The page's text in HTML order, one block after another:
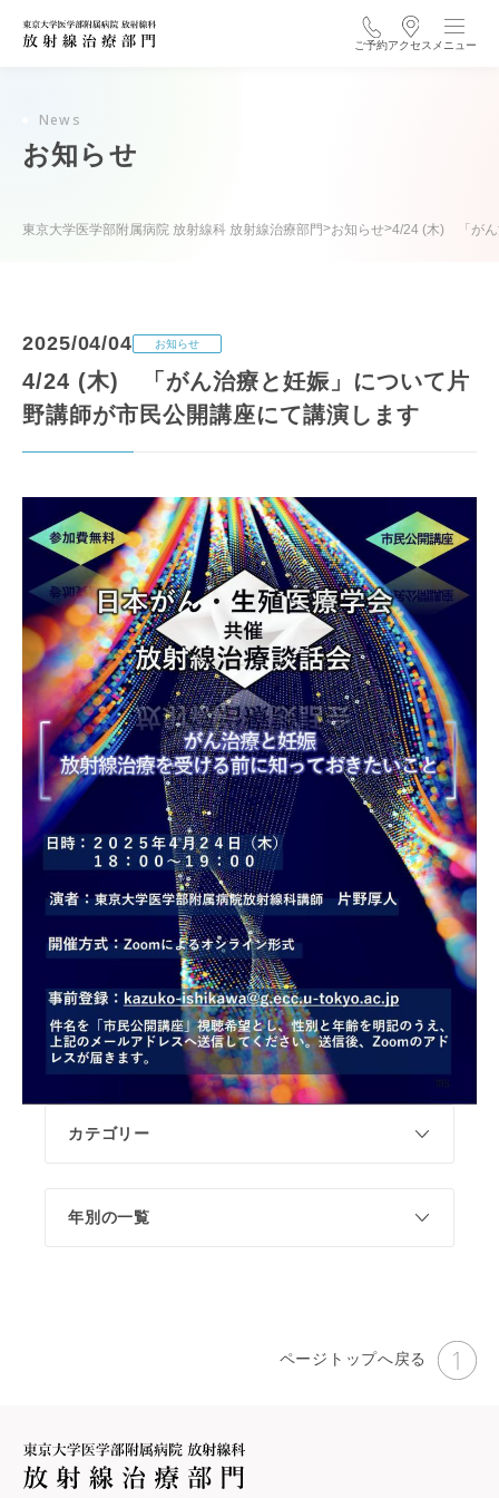
ご予約アクセス メニュー
News
お知らせ
東京大学医学部附属病院 放射線科 放射線治療部門>お知らせ>4/24 (木) 「がん
2025/04/04 お知らせ
4/24 (木) 「がん治療と妊娠」について片
野講師が市民公開講座にて講演します
カテゴリー
年別の一覧
ページトップへ戻る